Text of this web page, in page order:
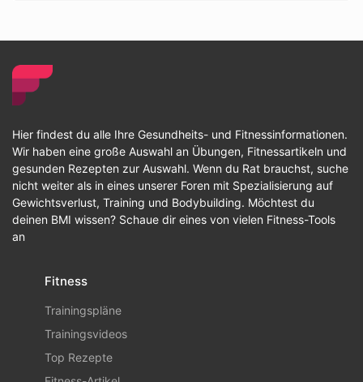
Hier findest du alle Ihre Gesundheits- und Fitnessinformationen.
Wir haben eine große Auswahl an Übungen, Fitnessartikeln und
gesunden Rezepten zur Auswahl. Wenn du Rat brauchst, suche
nicht weiter als in eines unserer Foren mit Spezialisierung auf
Gewichtsverlust, Training und Bodybuilding. Möchtest du
deinen BMI wissen? Schaue dir eines von vielen Fitness-Tools
an
Fitness
Trainingspläne
Trainingsvideos
Top Rezepte